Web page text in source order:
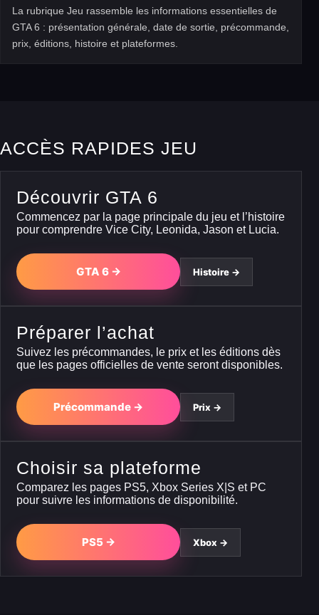
La rubrique Jeu rassemble les informations essentielles de
GTA 6 : présentation générale, date de sortie, précommande,
prix, éditions, histoire et plateformes.
ACCÈS RAPIDES JEU
Découvrir GTA 6
Commencez par la page principale du jeu et l’histoire
pour comprendre Vice City, Leonida, Jason et Lucia.
GTA 6 → Histoire →
Préparer l’achat
Suivez les précommandes, le prix et les éditions dès
que les pages officielles de vente seront disponibles.
Précommande → Prix →
Choisir sa plateforme
Comparez les pages PS5, Xbox Series X|S et PC
pour suivre les informations de disponibilité.
PS5 → Xbox →